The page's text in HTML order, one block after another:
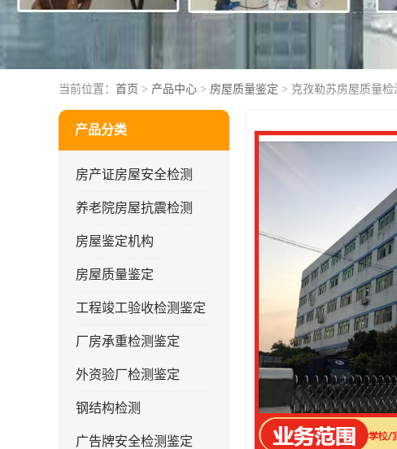
当前位置： 首页 > 产品中心 > 房屋质量鉴定 > 克孜勒苏房屋质量
产品分类
房产证房屋安全检测
养老院房屋抗震检测
房屋鉴定机构
房屋质量鉴定
工程竣工验收检测鉴定
厂房承重检测鉴定
外资验厂检测鉴定
钢结构检测
广告牌安全检测鉴定